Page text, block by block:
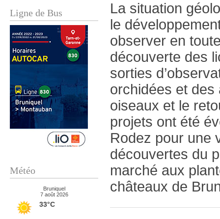
Ligne de Bus
Météo
Bruniquel
7 août 2026
33°C
La situation
le
observer en
découverte des
sorties
orchidées et des
oiseaux et le
projets ont été
Rodez pour une
découvertes du
marché aux
châteaux de